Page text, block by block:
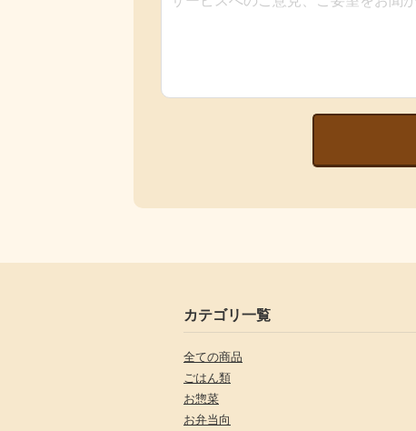
カテゴリ一覧
全ての商品
ごはん類
お惣菜
お弁当向